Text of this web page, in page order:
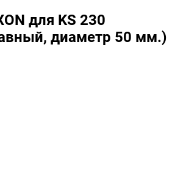
для KS 230
диаметр 50 мм.)